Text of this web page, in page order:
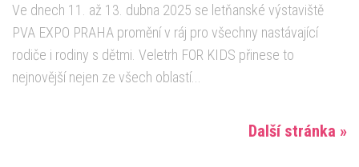
Ve dnech 11. až 13. dubna 2025 se letňanské výstaviště
PVA EXPO PRAHA promění v ráj pro všechny nastávající
rodiče i rodiny s dětmi. Veletrh FOR KIDS přinese to
nejnovější nejen ze všech oblastí...
Další stránka »